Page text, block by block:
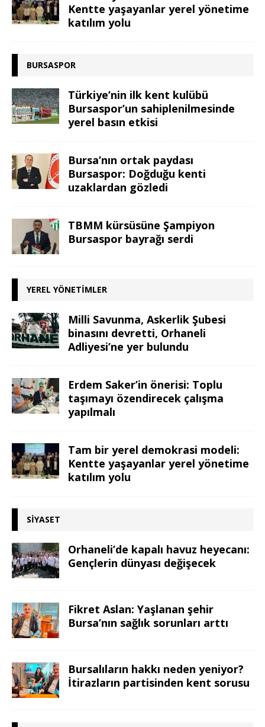
Kentte yaşayanlar yerel yönetime
katılım yolu
BURSASPOR
Türkiye’nin ilk kent kulübü
Bursaspor’un sahiplenilmesinde
yerel basın etkisi
Bursa’nın ortak paydası
Bursaspor: Doğduğu kenti
uzaklardan gözledi
TBMM kürsüsüne Şampiyon
Bursaspor bayrağı serdi
YEREL YÖNETIMLER
Milli Savunma, Askerlik Şubesi
binasını devretti, Orhaneli
Adliyesi’ne yer bulundu
Erdem Saker’in önerisi: Toplu
taşımayı özendirecek çalışma
yapılmalı
Tam bir yerel demokrasi modeli:
Kentte yaşayanlar yerel yönetime
katılım yolu
SIYASET
Orhaneli’de kapalı havuz heyecanı:
Gençlerin dünyası değişecek
Fikret Aslan: Yaşlanan şehir
Bursa’nın sağlık sorunları arttı
Bursalıların hakkı neden yeniyor?
İtirazların partisinden kent sorusu